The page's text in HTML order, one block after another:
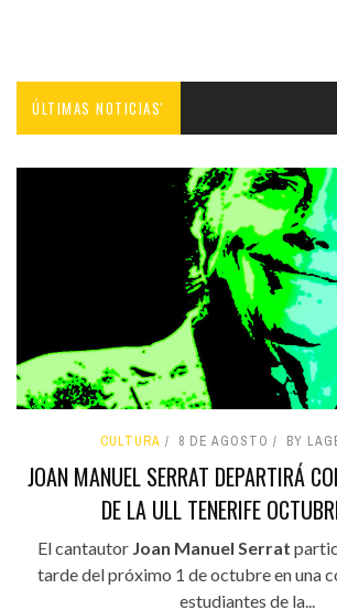
ÚLTIMAS NOTICIAS'
CULTURA 8 DE AGOSTO BY
JOAN MANUEL SERRAT DEPARTIRÁ
DE LA ULL TENERIFE
El cantautor Joan Manuel Serrat
tarde del próximo 1 de octubre en una
estudiantes de la...